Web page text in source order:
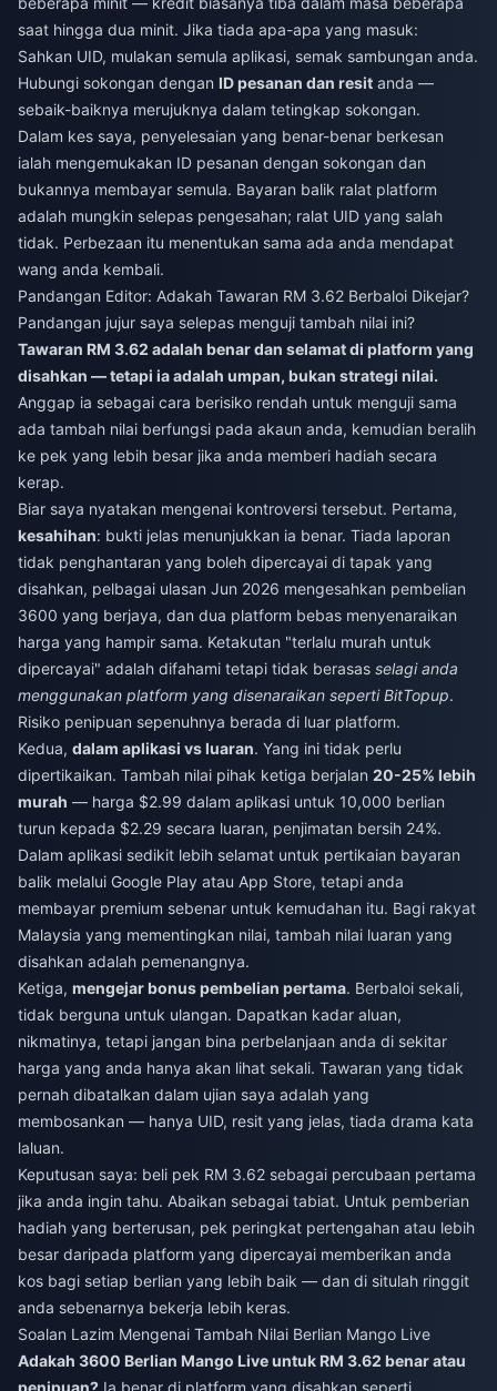
saat hingga dua minit. Jika tiada apa-apa yang masuk:
Sahkan UID, mulakan semula aplikasi, semak sambungan anda.
Hubungi sokongan dengan ID pesanan dan resit anda —
sebaik-baiknya merujuknya dalam tetingkap sokongan.
Dalam kes saya, penyelesaian yang benar-benar berkesan
ialah mengemukakan ID pesanan dengan sokongan dan
bukannya membayar semula. Bayaran balik ralat platform
adalah mungkin selepas pengesahan; ralat UID yang salah
tidak. Perbezaan itu menentukan sama ada anda mendapat
wang anda kembali.
Pandangan Editor: Adakah Tawaran RM 3.62 Berbaloi Dikejar?
Pandangan jujur saya selepas menguji tambah nilai ini?
Tawaran RM 3.62 adalah benar dan selamat di platform yang
disahkan — tetapi ia adalah umpan, bukan strategi nilai.
Anggap ia sebagai cara berisiko rendah untuk menguji sama
ada tambah nilai berfungsi pada akaun anda, kemudian beralih
ke pek yang lebih besar jika anda memberi hadiah secara
kerap.
Biar saya nyatakan mengenai kontroversi tersebut. Pertama,
kesahihan: bukti jelas menunjukkan ia benar. Tiada laporan
tidak penghantaran yang boleh dipercayai di tapak yang
disahkan, pelbagai ulasan Jun 2026 mengesahkan pembelian
3600 yang berjaya, dan dua platform bebas menyenaraikan
harga yang hampir sama. Ketakutan "terlalu murah untuk
dipercayai" adalah difahami tetapi tidak berasas selagi anda
menggunakan platform yang disenaraikan seperti BitTopup.
Risiko penipuan sepenuhnya berada di luar platform.
Kedua, dalam aplikasi vs luaran. Yang ini tidak perlu
dipertikaikan. Tambah nilai pihak ketiga berjalan 20-25% lebih
murah — harga $2.99 dalam aplikasi untuk 10,000 berlian
turun kepada $2.29 secara luaran, penjimatan bersih 24%.
Dalam aplikasi sedikit lebih selamat untuk pertikaian bayaran
balik melalui Google Play atau App Store, tetapi anda
membayar premium sebenar untuk kemudahan itu. Bagi rakyat
Malaysia yang mementingkan nilai, tambah nilai luaran yang
disahkan adalah pemenangnya.
Ketiga, mengejar bonus pembelian pertama. Berbaloi sekali,
tidak berguna untuk ulangan. Dapatkan kadar aluan,
nikmatinya, tetapi jangan bina perbelanjaan anda di sekitar
harga yang anda hanya akan lihat sekali. Tawaran yang tidak
pernah dibatalkan dalam ujian saya adalah yang
membosankan — hanya UID, resit yang jelas, tiada drama kata
laluan.
Keputusan saya: beli pek RM 3.62 sebagai percubaan pertama
jika anda ingin tahu. Abaikan sebagai tabiat. Untuk pemberian
hadiah yang berterusan, pek peringkat pertengahan atau lebih
besar daripada platform yang dipercayai memberikan anda
kos bagi setiap berlian yang lebih baik — dan di situlah ringgit
anda sebenarnya bekerja lebih keras.
Soalan Lazim Mengenai Tambah Nilai Berlian Mango Live
Adakah 3600 Berlian Mango Live untuk RM 3.62 benar atau
penipuan? Ia benar di platform yang disahkan seperti